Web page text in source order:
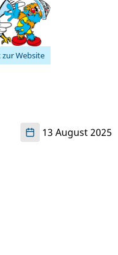
zur Website
13 August 2025